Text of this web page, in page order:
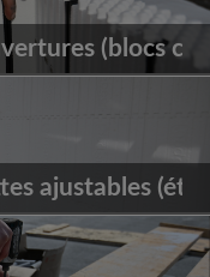
(blocs
ajustables